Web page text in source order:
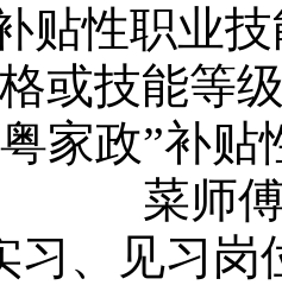
贴性职业
或技能等
家政”补
菜师
习、见习岗